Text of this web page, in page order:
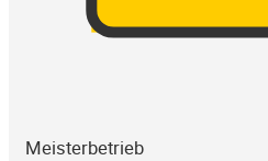
Meisterbetrieb